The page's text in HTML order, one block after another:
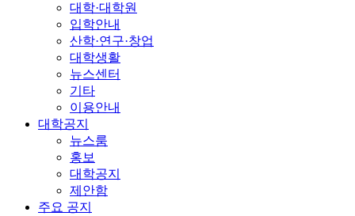
대학·대학원
입학안내
산학·연구·창업
대학생활
뉴스센터
기타
이용안내
대학공지
뉴스룸
홍보
대학공지
제안함
주요 공지